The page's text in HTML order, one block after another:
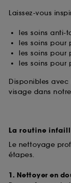
Laissez-vous
les soins anti-
les soins pour
les soins pour
les soins pour
Disponibles
visage dans
La routine
Le nettoyage
étapes.
1. Nettoyer en